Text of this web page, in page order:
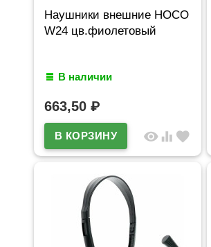
Наушники внешние HOCO
W24 цв.фиолетовый
В наличии
663,50 ₽
visibility equalizer favorite